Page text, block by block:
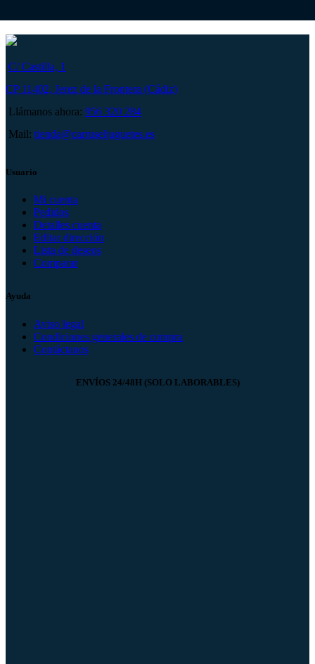
C/ Castilla, 1
CP 11402, Jerez de la Frontera (Cádiz)
Llámanos ahora: 956 320 284
Mail: tienda@carruseljuguetes.es
Usuario
Mi cuenta
Pedidos
Detalles cuenta
Editar dirección
Lista de deseos
Comparar
Ayuda
Aviso legal
Condiciones generales de compra
Contáctanos
ENVÍOS 24/48H (SOLO LABORABLES)